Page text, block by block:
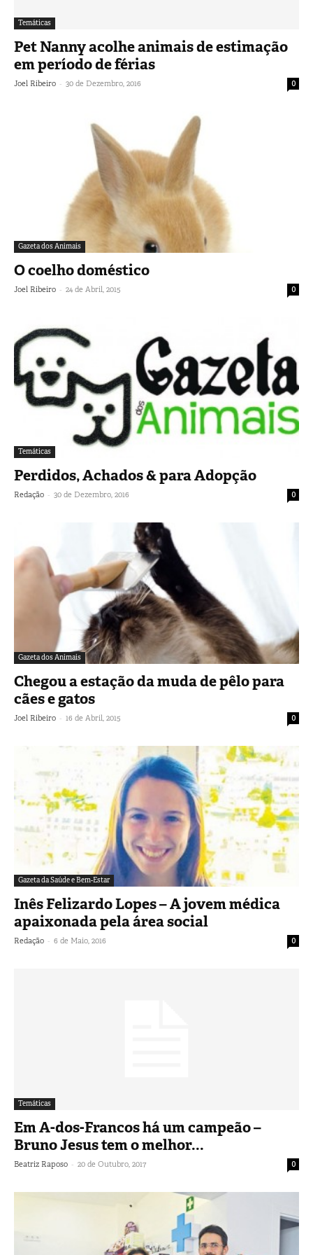
Temáticas
Pet Nanny acolhe animais de estimação
em período de férias
Joel Ribeiro - 30 de Dezembro, 2016 0
Gazeta dos Animais
O coelho doméstico
Joel Ribeiro - 24 de Abril, 2015 0
Temáticas
Perdidos, Achados & para Adopção
Redação - 30 de Dezembro, 2016 0
Gazeta dos Animais
Chegou a estação da muda de pêlo para
cães e gatos
Joel Ribeiro - 16 de Abril, 2015 0
Gazeta da Saúde e Bem-Estar
Inês Felizardo Lopes – A jovem médica
apaixonada pela área social
Redação - 6 de Maio, 2016 0
Temáticas
Em A-dos-Francos há um campeão –
Bruno Jesus tem o melhor...
Beatriz Raposo - 20 de Outubro, 2017 0